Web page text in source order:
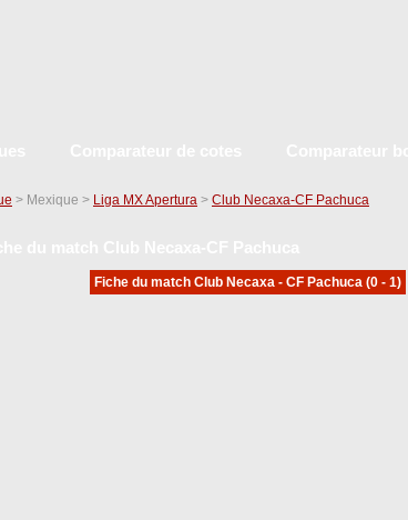
> Mexique > Liga MX Apertura > Club Necaxa-CF Pachuca
Fiche du match Club Necaxa - CF Pachuca (0 - 1)